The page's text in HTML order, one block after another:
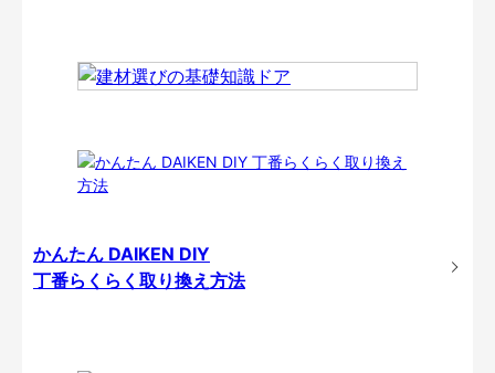
かんたん DAIKEN DIY
丁番らくらく取り換え方法